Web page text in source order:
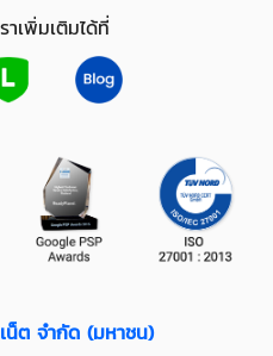
เพิ่มเติมได้ที่
น็ต จำกัด (มหาชน)